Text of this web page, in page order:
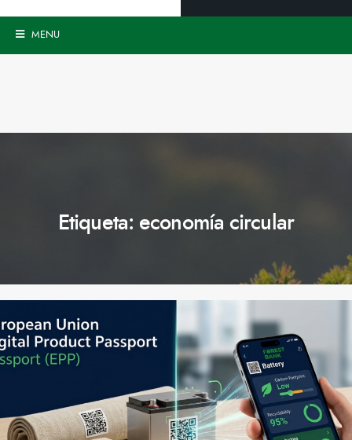
MENU
Etiqueta: economía circular